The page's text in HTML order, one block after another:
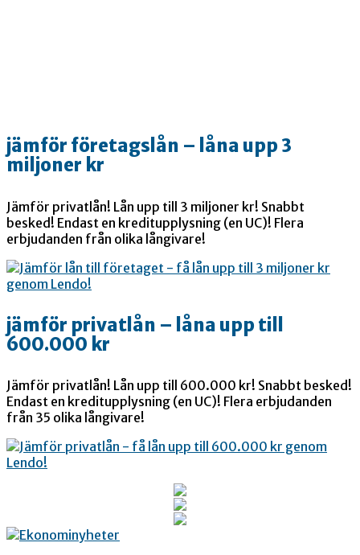
jämför företagslån – låna upp 3
miljoner kr
Jämför privatlån! Lån upp till 3 miljoner kr! Snabbt
besked! Endast en kreditupplysning (en UC)! Flera
erbjudanden från olika långivare!
jämför privatlån – låna upp till
600.000 kr
Jämför privatlån! Lån upp till 600.000 kr! Snabbt besked!
Endast en kreditupplysning (en UC)! Flera erbjudanden
från 35 olika långivare!